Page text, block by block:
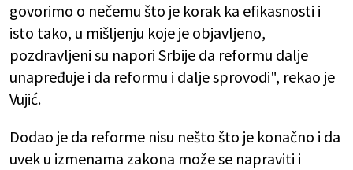
govorimo o nečemu što je korak ka efikasnosti i
isto tako, u mišljenju koje je objavljeno,
pozdravljeni su napori Srbije da reformu dalje
unapređuje i da reformu i dalje sprovodi", rekao je
Vujić.
Dodao je da reforme nisu nešto što je konačno i da
uvek u izmenama zakona može se napraviti i